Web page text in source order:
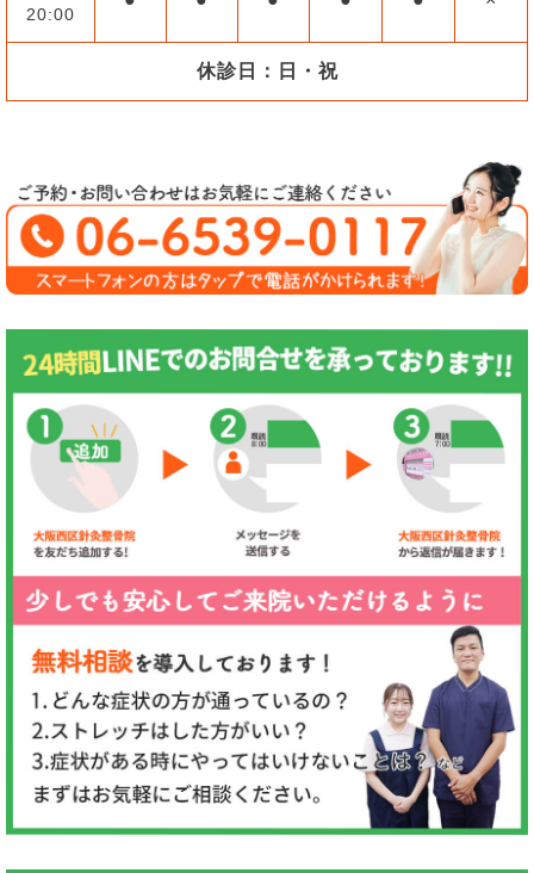
20:00
休診日：日・祝